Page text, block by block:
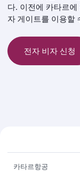
다. 이전에 카타르
자 게이트를 이용할 수
전자 비자 신청
카타르항공